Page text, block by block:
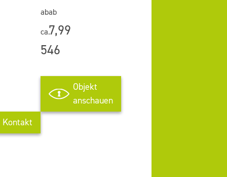
ab
ca.
546
ab
7,99
Objekt
anschauen
Kontakt